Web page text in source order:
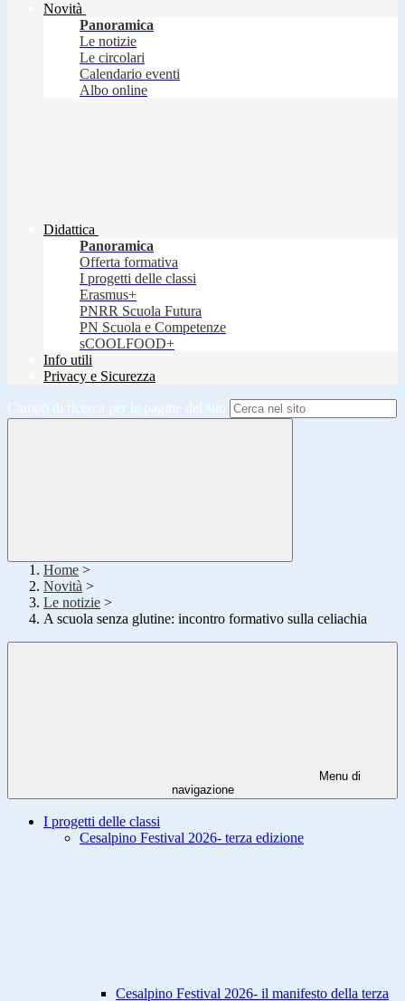
Novità
Panoramica
Le notizie
Le circolari
Calendario eventi
Albo online
Didattica
Panoramica
Offerta formativa
I progetti delle classi
Erasmus+
PNRR Scuola Futura
PN Scuola e Competenze
sCOOLFOOD+
Info utili
Privacy e Sicurezza
Campo di ricerca per le pagine del sito
Home >
Novità >
Le notizie >
A scuola senza glutine: incontro formativo sulla celiachia
Menu di
navigazione
I progetti delle classi
Cesalpino Festival 2026- terza edizione
Cesalpino Festival 2026- il manifesto della terza